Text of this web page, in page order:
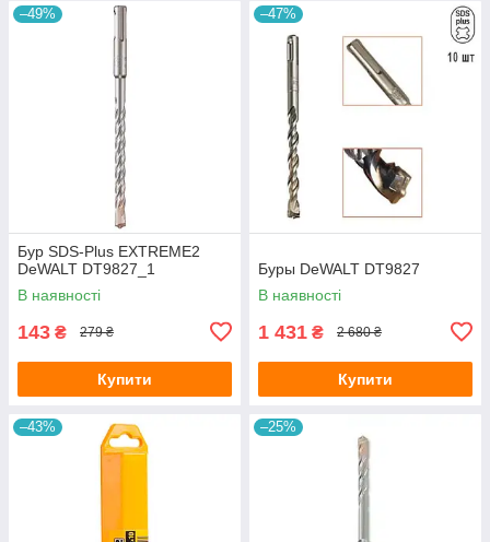
–49%
Бур SDS-Plus EXTREME2
DeWALT DT9827_1
В наявності
143 ₴ 279 ₴
Купити
–47%
Буры DeWALT DT9827
В наявності
1 431 ₴ 2 680 ₴
Купити
–43% –25%